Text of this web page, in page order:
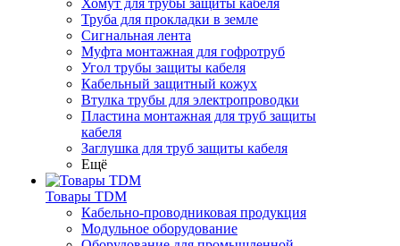
Хомут для трубы защиты кабеля
Труба для прокладки в земле
Сигнальная лента
Муфта монтажная для гофротруб
Угол трубы защиты кабеля
Кабельный защитный кожух
Втулка трубы для электропроводки
Пластина монтажная для труб защиты
кабеля
Заглушка для труб защиты кабеля
Ещё
Товары TDM
Кабельно-проводниковая продукция
Модульное оборудование